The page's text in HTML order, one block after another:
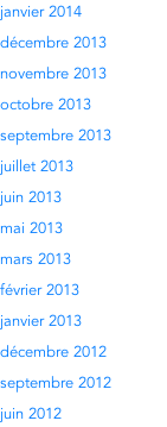
janvier 2014
décembre 2013
novembre 2013
octobre 2013
septembre 2013
juillet 2013
juin 2013
mai 2013
mars 2013
février 2013
janvier 2013
décembre 2012
septembre 2012
juin 2012